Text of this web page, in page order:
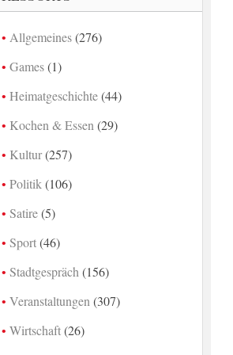
Allgemeines(276)
Games(1)
Heimatgeschichte(44)
Kochen & Essen (29)
Kultur(257)
Politik (106)
Satire(5)
Sport(46)
Stadtgespräch (156)
Veranstaltungen (307)
Wirtschaft(26)